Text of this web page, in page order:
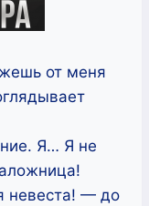
от меня
Я… Я не
невеста! — до